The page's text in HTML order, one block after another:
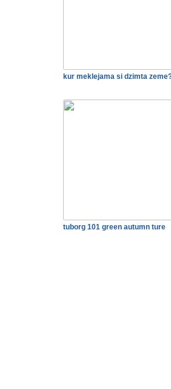
kur meklejama si dzimta
tuborg 101 green autumn ture